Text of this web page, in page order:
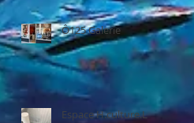
Ô125 Galerie
Espace H.culture.L